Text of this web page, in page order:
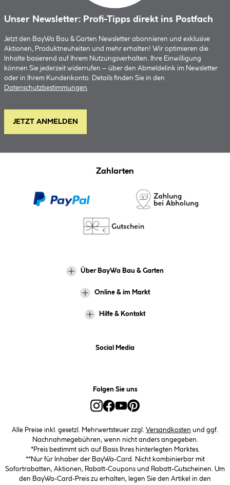
Unser Newsletter: Profi-Tipps direkt ins Postfach
Jetzt den BayWa Bau & Garten Newsletter abonnieren und exklusive
Aktionen, Produktneuheiten und mehr erhalten! Wir optimieren die
Inhalte basierend auf Ihrem Nutzungsverhalten. Ihre Einwilligung
können Sie jederzeit widerrufen – über den Abmeldelink im Newsletter
oder in Ihrem Kundenkonto. Details finden Sie in den
Datenschutzbestimmungen.
JETZT ANMELDEN
Zahlarten
Über BayWa Bau & Garten
Online & im Markt
Hilfe & Kontakt
Social Media
Folgen Sie uns
Alle Preise inkl. gesetzl. Mehrwertsteuer zzgl. Versandkosten und ggf.
Nachnahmegebühren, wenn nicht anders angegeben.
*Preis bestimmt sich auf Basis Ihres hinterlegten Marktes.
**Nur für Inhaber der BayWa-Card. Nicht kombinierbar mit
Sofortrabatten, Aktionen, Rabatt-Coupons und Rabatt-Gutscheinen. Um
den BayWa-Card-Preis zu erhalten, legen Sie den Artikel in den